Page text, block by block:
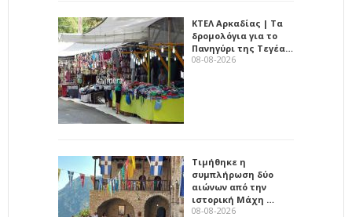
ΚΤΕΛ Αρκαδίας | Τα
δρομολόγια για το
Πανηγύρι της Τεγέα…
08-08-2026
Τιμήθηκε η
συμπλήρωση δύο
αιώνων από την
ιστορική Μάχη …
08-08-2026